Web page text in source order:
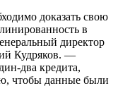
доказать свою
в
директор
Кудряков. —
два кредита,
чтобы данные были